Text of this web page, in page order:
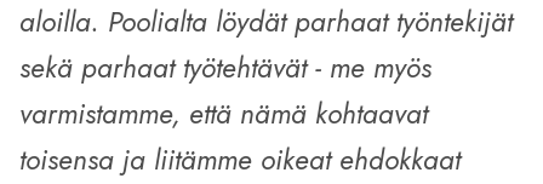
aloilla. Poolialta löydät parhaat työntekijät
sekä parhaat työtehtävät - me myös
varmistamme, että nämä kohtaavat
toisensa ja liitämme oikeat ehdokkaat